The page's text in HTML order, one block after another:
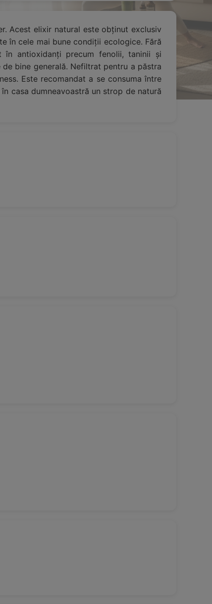
Acest elixir natural este obținut exclusiv
în cele mai bune condiții ecologice. Fără
antioxidanți precum fenolii, taninii și
bine generală. Nefiltrat pentru a păstra
Este recomandat a se consuma între
casa dumneavoastră un strop de natură